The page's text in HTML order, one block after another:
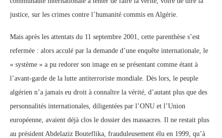
justice, sur les crimes contre l’humanité commis en Algérie.
Mais après les attentats du 11 septembre 2001, cette parenthèse s’est
refermée : alors acculé par la demande d’une enquête internationale, le
« système » a pu redorer son image en se présentant comme étant à
l’avant-garde de la lutte antiterroriste mondiale. Dès lors, le peuple
algérien n’a jamais eu droit à connaître la vérité, d’autant plus que des
personnalités internationales, diligentées par l’ONU et l’Union
européenne, avaient déjà clos le dossier des massacres. Il ne restait plus
au président Abdelaziz Bouteflika, frauduleusement élu en 1999, qu’à